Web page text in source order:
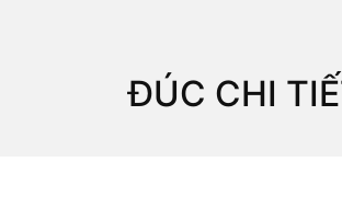
ĐÚC CHI